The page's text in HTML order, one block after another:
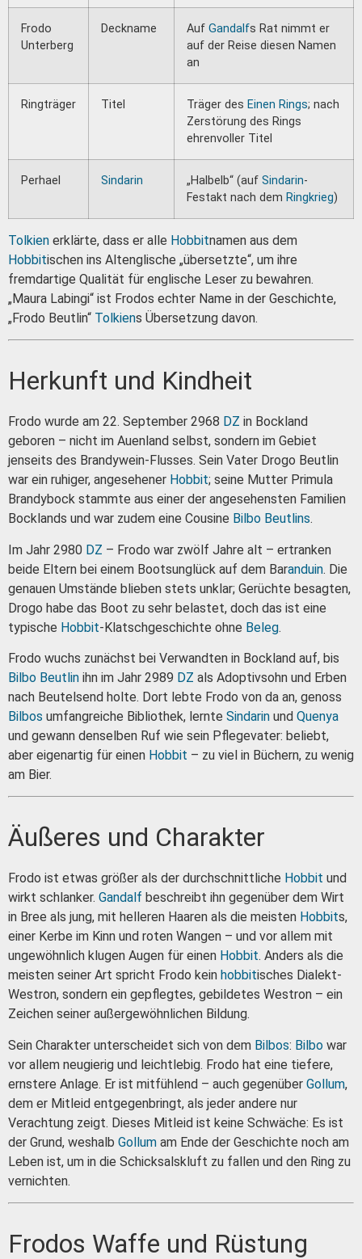
Frodo
Unterberg
Deckname Auf Gandalfs Rat nimmt er
auf der Reise diesen Namen
an
Ringträger Titel Träger des Einen Rings; nach
Zerstörung des Rings
ehrenvoller Titel
Perhael Sindarin „Halbelb“ (auf Sindarin-
Festakt nach dem Ringkrieg)
Tolkien erklärte, dass er alle Hobbitnamen aus dem
Hobbitischen ins Altenglische „übersetzte“, um ihre
fremdartige Qualität für englische Leser zu bewahren.
„Maura Labingi“ ist Frodos echter Name in der Geschichte,
„Frodo Beutlin“ Tolkiens Übersetzung davon.
Herkunft und Kindheit
Frodo wurde am 22. September 2968 DZ in Bockland
geboren – nicht im Auenland selbst, sondern im Gebiet
jenseits des Brandywein-Flusses. Sein Vater Drogo Beutlin
war ein ruhiger, angesehener Hobbit; seine Mutter Primula
Brandybock stammte aus einer der angesehensten Familien
Bocklands und war zudem eine Cousine Bilbo Beutlins.
Im Jahr 2980 DZ – Frodo war zwölf Jahre alt – ertranken
beide Eltern bei einem Bootsunglück auf dem Baranduin. Die
genauen Umstände blieben stets unklar; Gerüchte besagten,
Drogo habe das Boot zu sehr belastet, doch das ist eine
typische Hobbit-Klatschgeschichte ohne Beleg.
Frodo wuchs zunächst bei Verwandten in Bockland auf, bis
Bilbo Beutlin ihn im Jahr 2989 DZ als Adoptivsohn und Erben
nach Beutelsend holte. Dort lebte Frodo von da an, genoss
Bilbos umfangreiche Bibliothek, lernte Sindarin und Quenya
und gewann denselben Ruf wie sein Pflegevater: beliebt,
aber eigenartig für einen Hobbit – zu viel in Büchern, zu wenig
am Bier.
Äußeres und Charakter
Frodo ist etwas größer als der durchschnittliche Hobbit und
wirkt schlanker. Gandalf beschreibt ihn gegenüber dem Wirt
in Bree als jung, mit helleren Haaren als die meisten Hobbits,
einer Kerbe im Kinn und roten Wangen – und vor allem mit
ungewöhnlich klugen Augen für einen Hobbit. Anders als die
meisten seiner Art spricht Frodo kein hobbitisches Dialekt-
Westron, sondern ein gepflegtes, gebildetes Westron – ein
Zeichen seiner außergewöhnlichen Bildung.
Sein Charakter unterscheidet sich von dem Bilbos: Bilbo war
vor allem neugierig und leichtlebig. Frodo hat eine tiefere,
ernstere Anlage. Er ist mitfühlend – auch gegenüber Gollum,
dem er Mitleid entgegenbringt, als jeder andere nur
Verachtung zeigt. Dieses Mitleid ist keine Schwäche: Es ist
der Grund, weshalb Gollum am Ende der Geschichte noch am
Leben ist, um in die Schicksalskluft zu fallen und den Ring zu
vernichten.
Frodos Waffe und Rüstung